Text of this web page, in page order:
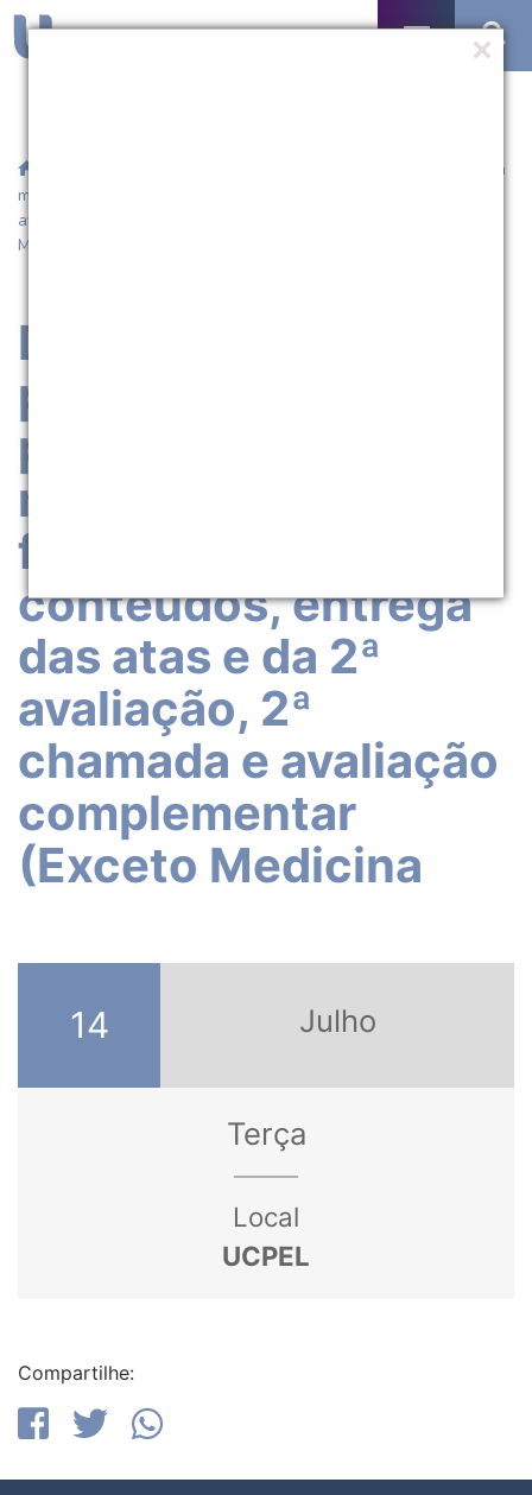
/ Data-limite para publicação, pelos professores, da
média final, frequência e conteúdos, entrega das atas e da 2ª
avaliação, 2ª chamada e avaliação complementar (Exceto
Medicina
14 Julho
Terça
Local
UCPEL
Compartilhe:
Data-limite para
publicação, pelos
professores, da
média final,
frequência e
conteúdos, entrega
das atas e da 2ª
avaliação, 2ª
chamada e avaliação
complementar
(Exceto Medicina